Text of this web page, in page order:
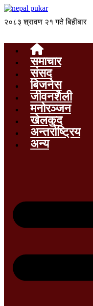
२०८३ श्रावण २१ गते बिहीबार
समाचार
संसद
बिजनेस
जीवनशैली
मनोरञ्जन
खेलकुद
अन्तर्राष्ट्रिय
अन्य